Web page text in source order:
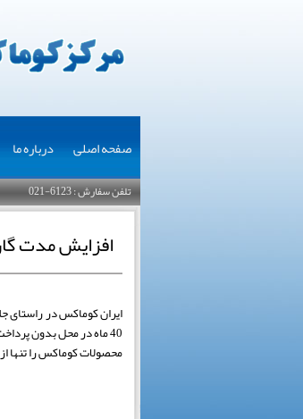
صفحه اصلی درباره ما
تلفن سفارش : 6123-021
افزایش مدت
40 ماه در محل بدون پرداخت ایاب ذهاب و کاملا رایگان میباشد .
محصولات کوماکس را تنها